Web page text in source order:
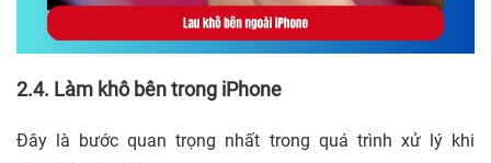
2.4. Làm khô bên trong iPhone
Đây là bước quan trọng nhất trong quá trình xử lý khi